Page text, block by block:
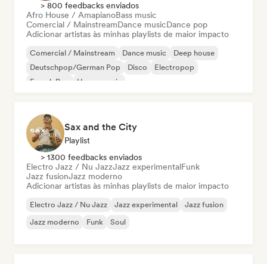
> 800 feedbacks enviados
Afro House / AmapianoBass music
Comercial / MainstreamDance musicDance pop
Adicionar artistas às minhas playlists de maior impacto
Comercial / Mainstream Dance music
Deep house
Deutschpop/German Pop
Disco
Electropop
French Pop
House music
Sax and the City
Playlist
> 1300 feedbacks enviados
Electro Jazz / Nu JazzJazz experimentalFunk
Jazz fusionJazz moderno
Adicionar artistas às minhas playlists de maior impacto
Electro Jazz / Nu Jazz Jazz experimental
Jazz fusion
Jazz moderno
Funk Soul